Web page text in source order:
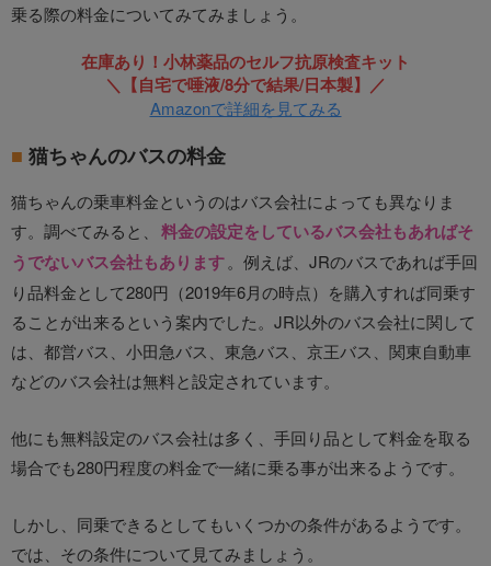
乗る際の料金についてみてみましょう。
在庫あり！小林薬品のセルフ抗原検査キット
＼【自宅で唾液/8分で結果/日本製】／
Amazonで詳細を見てみる
猫ちゃんのバスの料金
猫ちゃんの乗車料金というのはバス会社によっても異なりま
す。調べてみると、 料金の設定をしているバス会社もあればそ
うでないバス会社もあります。例えば、JRのバスであれば手回
り品料金として280円（2019年6月の時点）を購入すれば同乗す
ることが出来るという案内でした。JR以外のバス会社に関して
は、都営バス、小田急バス、東急バス、京王バス、関東自動車
などのバス会社は無料と設定されています。
他にも無料設定のバス会社は多く、手回り品として料金を取る
場合でも280円程度の料金で一緒に乗る事が出来るようです。
しかし、同乗できるとしてもいくつかの条件があるようです。
では、その条件について見てみましょう。